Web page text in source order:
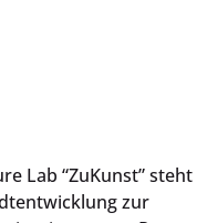
Lab “ZuKunst” steht
zur